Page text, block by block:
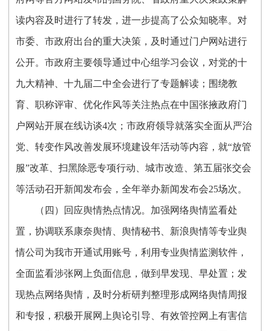
读内容及时进行了转发，进一步提高了公众知晓率。对
市委、市政府出台的重大决策，及时通过门户网站进行
公开。市政府主要领导通过中心组学习会议，对党的十
九大精神、十九届二中全会进行了专题解读； 围绕教
育、职称评审、优化作风等关注热点在中国张掖政府门
户网站开展在线访谈4次；市政府领导就落实全面从严治
党、转变作风改善发展环境建设年活动等内容， 就“放管
服”改革、扫黑除恶专项行动、城市改造 、第五届张交会
等活动召开新闻发布会，全年举办新闻发布会25场次。
（四）回应舆情热点情况。 加强网络舆情监看处
置，协调联系康奈舆情、舆情秘书、新浪舆情等专业舆
情公司为我市开通试用账号，利用专业舆情监测软件，
全面监看涉张网上负面信息，做到早发现、早处置；发
现热点网络舆情，及时分析研判整理形成网络舆情周报
和专报，积极开展网上舆论引导、有效管控网上有害信